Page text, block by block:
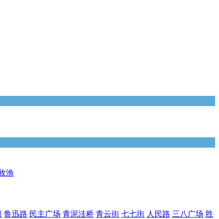
渔
鲁迅路 民主广场 青泥洼桥 青云街 七七街 人民路 三八广场 胜